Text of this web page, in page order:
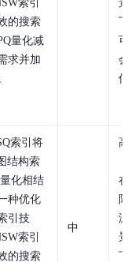
索引
的搜索
量化减
求并加
景
下
可
会
低
索引将
结构索
化相结
种优化
引技
索引
的搜索
中
高
在
限
滤
景
下